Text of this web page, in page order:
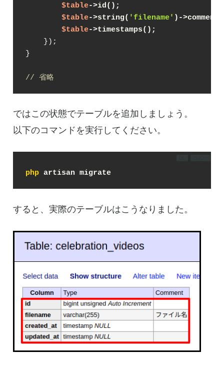
$table->id();
$table->string( 'filename' )->comment(
$table->timestamps();
    });
}
// 省略
ではこの状態でテーブルを追加しましょう。
以下のコマンドを実行してください。
php artisan migrate
すると、実際のテーブルはこうなりました。